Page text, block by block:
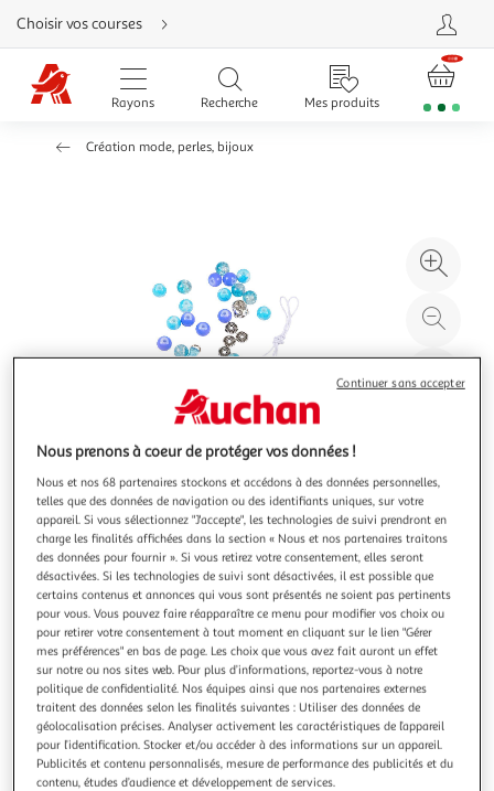
Aller
directement
au
contenu
Aller
directement
Aller
Choisir vos courses
Rayons Recherche Mes produits
Création mode, perles, bijoux
à
100
le
Illustration
précédente
Illustration
suivante
HOMEA
Kit Bracelet 21 Perles Verres 0,8cm Bleu Turquoise
Informations Techniques : Dimensions : D. 0,8 cm Matières :
Verre, Métal, Nylon & Tissu Spécificités : Pratique & Utile Kit
Bracelet Contient : 21 Perles en Verre 4 Séparateurs en
Métal 1 Mini Pompon 1 Charm en Métal Fil Nylon Élastique
Couleur : Bleu Turquoise
En savoir +
Vendu parParis Prix
Livr. ou retrait dès 3/4 jours
A partir de 7,99€
Nous prenons à coeur de protéger vos données !
Nous et nos 68 partenaires stockons et accédons à des données personnelles,
telles que des données de navigation ou des identifiants uniques, sur votre
appareil. Si vous sélectionnez "J'accepte", les technologies de suivi prendront en
charge les finalités affichées dans la section « Nous et nos partenaires traitons
des données pour fournir ». Si vous retirez votre consentement, elles seront
désactivées. Si les technologies de suivi sont désactivées, il est possible que
certains contenus et annonces qui vous sont présentés ne soient pas pertinents
pour vous. Vous pouvez faire réapparaître ce menu pour modifier vos choix ou
pour retirer votre consentement à tout moment en cliquant sur le lien "Gérer
mes préférences" en bas de page. Les choix que vous avez fait auront un effet
sur notre ou nos sites web. Pour plus d’informations, reportez-vous à notre
politique de confidentialité. Nos équipes ainsi que nos partenaires externes
traitent des données selon les finalités suivantes : Utiliser des données de
géolocalisation précises. Analyser activement les caractéristiques de l’appareil
pour l’identification. Stocker et/ou accéder à des informations sur un appareil.
Publicités et contenu personnalisés, mesure de performance des publicités et du
contenu, études d’audience et développement de services.
Continuer sans accepter